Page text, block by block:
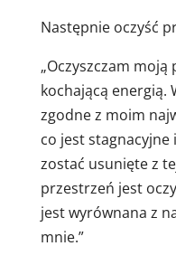
Następnie oczyść
„Oczyszczam moją
kochającą energią.
zgodne z moim
co jest stagnacyjne
zostać usunięte z
przestrzeń jest
jest wyrównana z
mnie.”